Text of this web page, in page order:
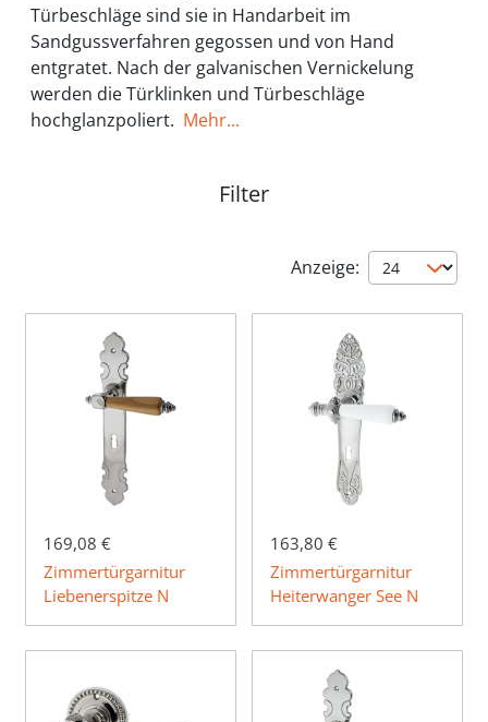
Türbeschläge sind sie in Handarbeit im
Sandgussverfahren gegossen und von Hand
entgratet. Nach der galvanischen Vernickelung
werden die Türklinken und Türbeschläge
hochglanzpoliert. Mehr...
Filter
Anzeige:
169,08 €
Zimmertürgarnitur
Liebenerspitze N
163,80 €
Zimmertürgarnitur
Heiterwanger See N